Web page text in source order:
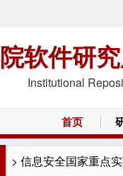
软件研
Institutional
首页
> 信息安全国家重点